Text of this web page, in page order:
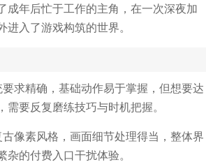
成年后忙于工作的主角，在一次深夜加
进入了游戏构筑的世界。
求精确，基础动作易于掌握，但想要达
需要反复磨练技巧与时机把握。
像素风格，画面细节处理得当，整体界
杂的付费入口干扰体验。